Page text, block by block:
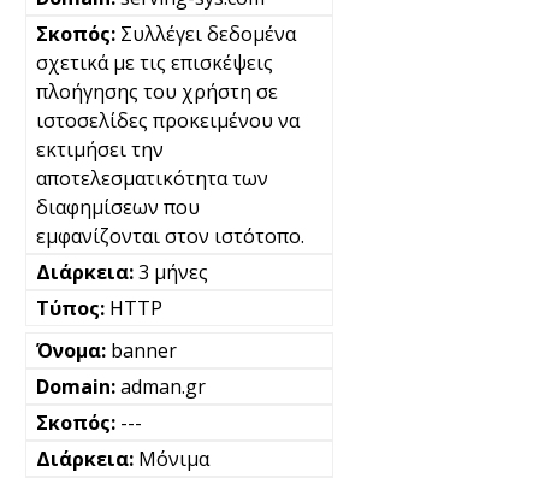
Συλλέγει δεδομένα
σχετικά με τις επισκέψεις
πλοήγησης του χρήστη σε
ιστοσελίδες προκειμένου να
εκτιμήσει την
αποτελεσματικότητα των
διαφημίσεων που
εμφανίζονται στον ιστότοπο.
3 μήνες
HTTP
banner
adman.gr
---
Μόνιμα